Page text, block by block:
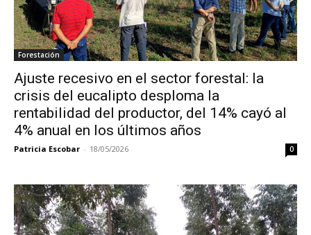
Forestación
Ajuste recesivo en el sector forestal: la
crisis del eucalipto desploma la
rentabilidad del productor, del 14% cayó al
4% anual en los últimos años
Patricia Escobar - 18/05/2026 0